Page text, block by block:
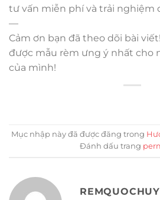
tư vấn miễn phí và trải nghiệm
—
Cảm ơn bạn đã theo dõi bài
được mẫu rèm ưng ý nhất cho
của mình!
Mục nhập này đã được đăng trong
Đánh dấu trang
REMQUOCHUY